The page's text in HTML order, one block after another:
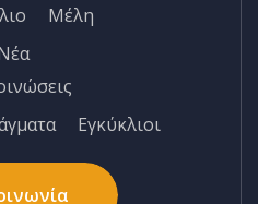
Μέλη
Εγκύκλιοι